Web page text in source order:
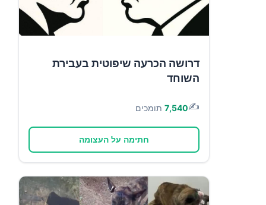
דרושה הכרעה שיפוטית בעבירת
השוחד
✍️
7,540 תומכים
חתימה על העצומה